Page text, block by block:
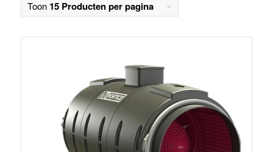
Toon 15 Producten per pagina